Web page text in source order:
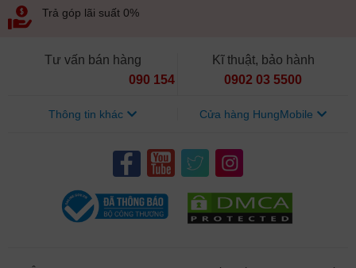
Realme GT Neo 5 SE
Trả góp lãi suất 0%
Tư vấn bán hàng
090 154 8866
Kĩ thuật, bảo hành
0902 03 5500
Thông tin khác Cửa hàng HungMobile